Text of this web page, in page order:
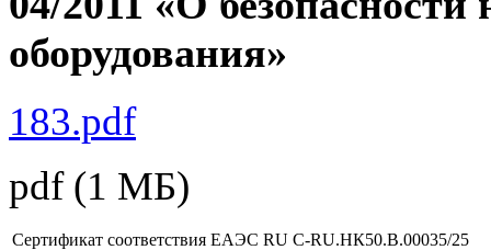
183.pdf
pdf(1 МБ)
Сертификат соответствия ЕАЭС RU C-RU.НК50.В.00035/25